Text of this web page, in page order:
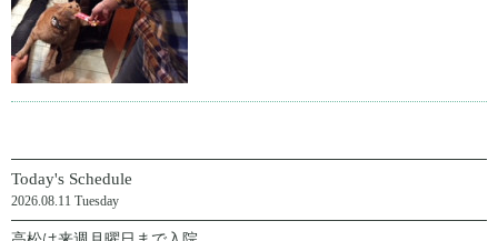
Today's Schedule
2026.08.11 Tuesday